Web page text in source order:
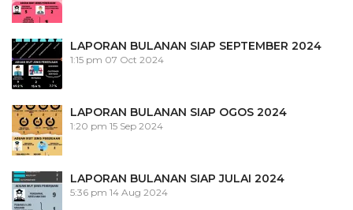
LAPORAN BULANAN SIAP SEPTEMBER 2024
1:15 pm 07 Oct 2024
LAPORAN BULANAN SIAP OGOS 2024
1:20 pm 15 Sep 2024
LAPORAN BULANAN SIAP JULAI 2024
5:36 pm 14 Aug 2024